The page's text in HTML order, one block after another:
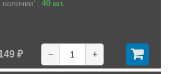
наличии : 40 шт.
₽ − +